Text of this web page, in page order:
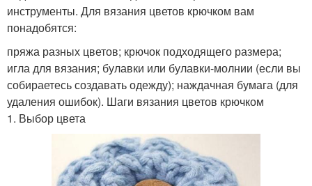
инструменты. Для вязания цветов крючком вам
понадобятся:
пряжа разных цветов; крючок подходящего размера;
игла для вязания; булавки или булавки-молнии (если вы
собираетесь создавать одежду); наждачная бумага (для
удаления ошибок). Шаги вязания цветов крючком
1. Выбор цвета